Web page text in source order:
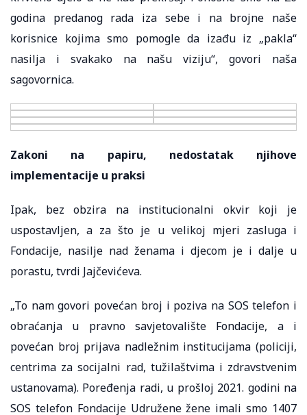
godina predanog rada iza sebe i na brojne naše
korisnice kojima smo pomogle da izađu iz „pakla“
nasilja i svakako na našu viziju“, govori naša
sagovornica.
Zakoni na papiru, nedostatak njihove
implementacije u praksi
Ipak, bez obzira na institucionalni okvir koji je
uspostavljen, a za što je u velikoj mjeri zasluga i
Fondacije, nasilje nad ženama i djecom je i dalje u
porastu, tvrdi Jajčevićeva.
„To nam govori povećan broj i poziva na SOS telefon i
obraćanja u pravno savjetovalište Fondacije, a i
povećan broj prijava nadležnim institucijama (policiji,
centrima za socijalni rad, tužilaštvima i zdravstvenim
ustanovama). Poređenja radi, u prošloj 2021. godini na
SOS telefon Fondacije Udružene žene imali smo 1407